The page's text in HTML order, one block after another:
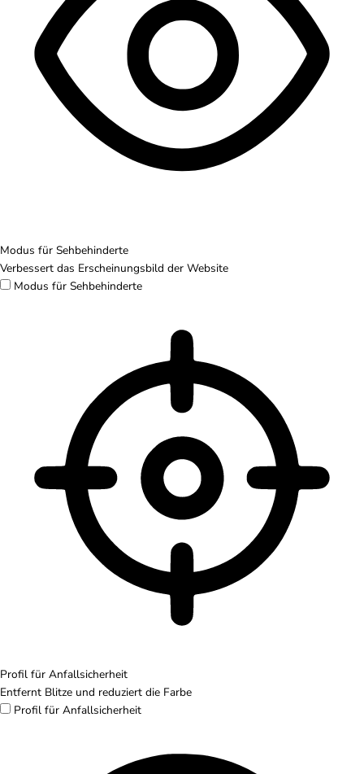
Modus für Sehbehinderte
Verbessert das Erscheinungsbild der Website
Modus für Sehbehinderte
Profil für Anfallsicherheit
Entfernt Blitze und reduziert die Farbe
Profil für Anfallsicherheit